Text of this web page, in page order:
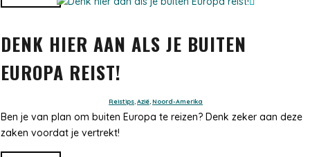
DENK HIER AAN ALS JE BUITEN
EUROPA REIST!
Reistips,Azië,Noord-Amerika
Ben je van plan om buiten Europa te reizen? Denk zeker aan deze
zaken voordat je vertrekt!